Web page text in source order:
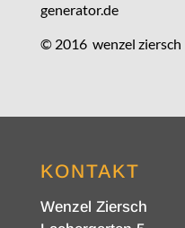
generator.de
© 2016 wenzel
KONTAKT
Wenzel Ziersch